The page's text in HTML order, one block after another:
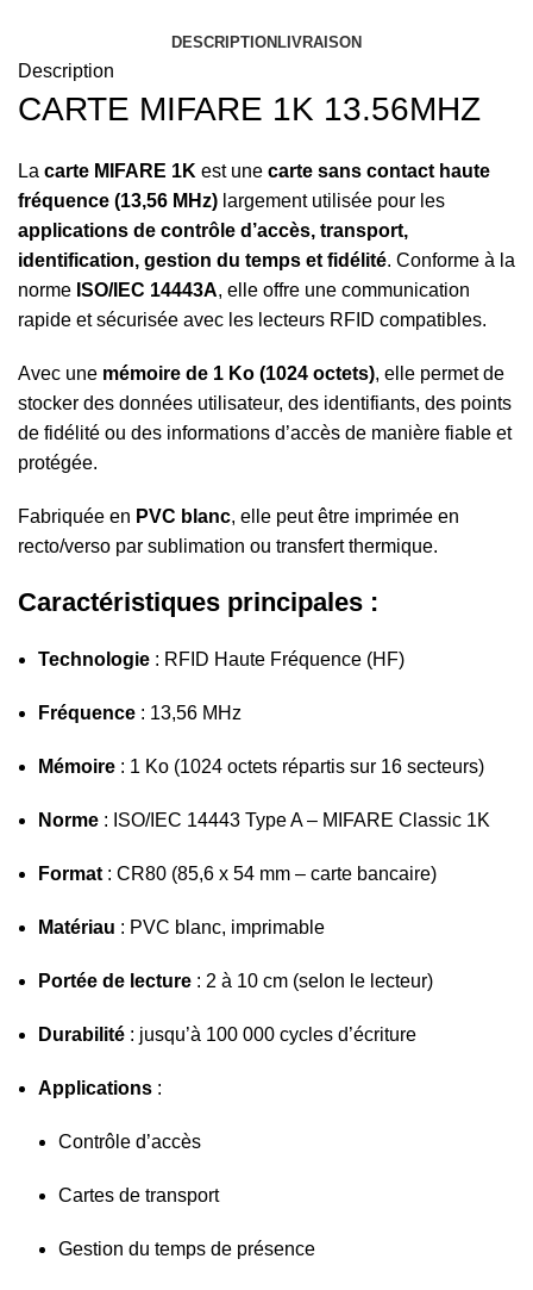
DESCRIPTION LIVRAISON
Description
CARTE MIFARE 1K 13.56MHZ
La carte MIFARE 1K est une carte sans contact haute
fréquence (13,56 MHz) largement utilisée pour les
applications de contrôle d’accès, transport,
identification, gestion du temps et fidélité. Conforme à la
norme ISO/IEC 14443A, elle offre une communication
rapide et sécurisée avec les lecteurs RFID compatibles.
Avec une mémoire de 1 Ko (1024 octets), elle permet de
stocker des données utilisateur, des identifiants, des points
de fidélité ou des informations d’accès de manière fiable et
protégée.
Fabriquée en PVC blanc, elle peut être imprimée en
recto/verso par sublimation ou transfert thermique.
Caractéristiques principales :
Technologie : RFID Haute Fréquence (HF)
Fréquence : 13,56 MHz
Mémoire : 1 Ko (1024 octets répartis sur 16 secteurs)
Norme : ISO/IEC 14443 Type A – MIFARE Classic 1K
Format : CR80 (85,6 x 54 mm – carte bancaire)
Matériau : PVC blanc, imprimable
Portée de lecture : 2 à 10 cm (selon le lecteur)
Durabilité : jusqu’à 100 000 cycles d’écriture
Applications :
Contrôle d’accès
Cartes de transport
Gestion du temps de présence